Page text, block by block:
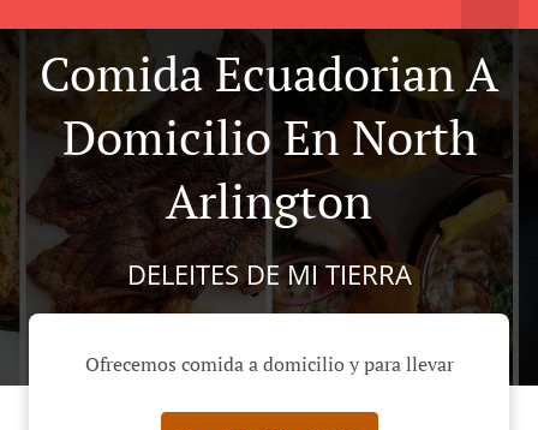
Comida Ecuadorian A
Domicilio En North
Arlington
DELEITES DE MI TIERRA
Ofrecemos comida a domicilio y para llevar